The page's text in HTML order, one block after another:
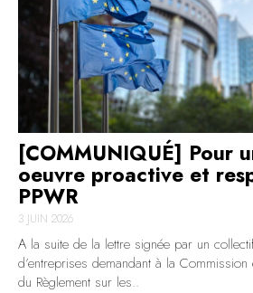
[COMMUNIQUÉ] Pour
oeuvre proactive et
PPWR
3 JUIN 2026
A la suite de la lettre signée par un
d’entreprises demandant à la
du Règlement sur les..